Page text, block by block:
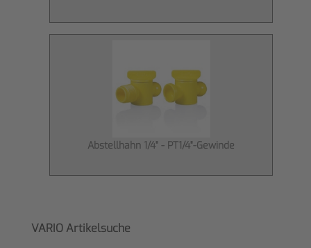
Abstellhahn 1/4" - PT1/4"-Gewinde
VARIO Artikelsuche